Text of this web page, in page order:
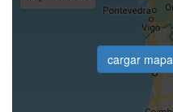
cargar mapa